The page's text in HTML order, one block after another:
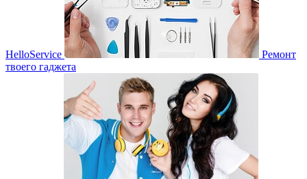
HelloService
Ремонт
твоего гаджета